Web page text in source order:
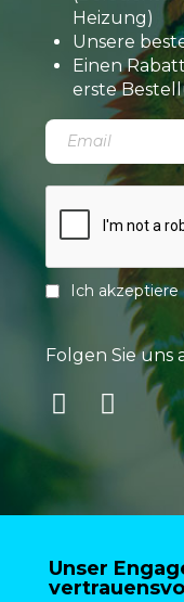
Heizung)
Unsere
Einen
erste
Ich
Folgen Sie uns
Unser